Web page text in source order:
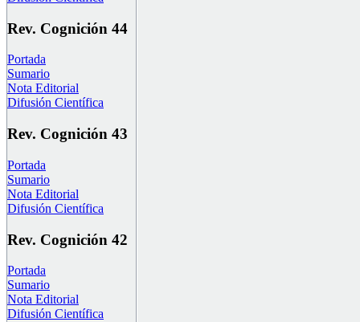
Rev. Cognición 44
Portada
Sumario
Nota Editorial
Difusión Científica
Rev. Cognición 43
Portada
Sumario
Nota Editorial
Difusión Científica
Rev. Cognición 42
Portada
Sumario
Nota Editorial
Difusión Científica